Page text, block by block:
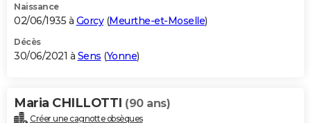
Naissance
02/06/1935 à Gorcy(Meurthe-et-Moselle)
Décès
30/06/2021 à Sens (Yonne)
Maria CHILLOTTI (90 ans)
Créer une cagnotte obsèques